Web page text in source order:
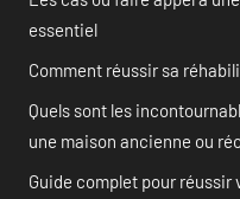
essentiel
Comment réussir sa
Quels sont les
une maison ancienne ou
Guide complet pour réussir